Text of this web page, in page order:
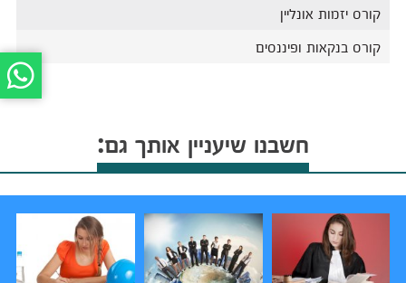
קורס יזמות אונליין
קורס בנקאות ופיננסים
חשבנו שיעניין אותך גם: